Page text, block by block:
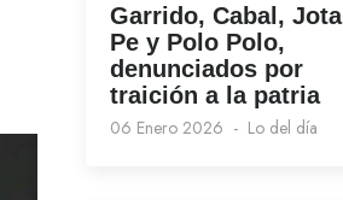
Garrido, Cabal, Jota
Pe y Polo Polo,
denunciados por
traición a la patria
06 Enero 2026 Lo del día